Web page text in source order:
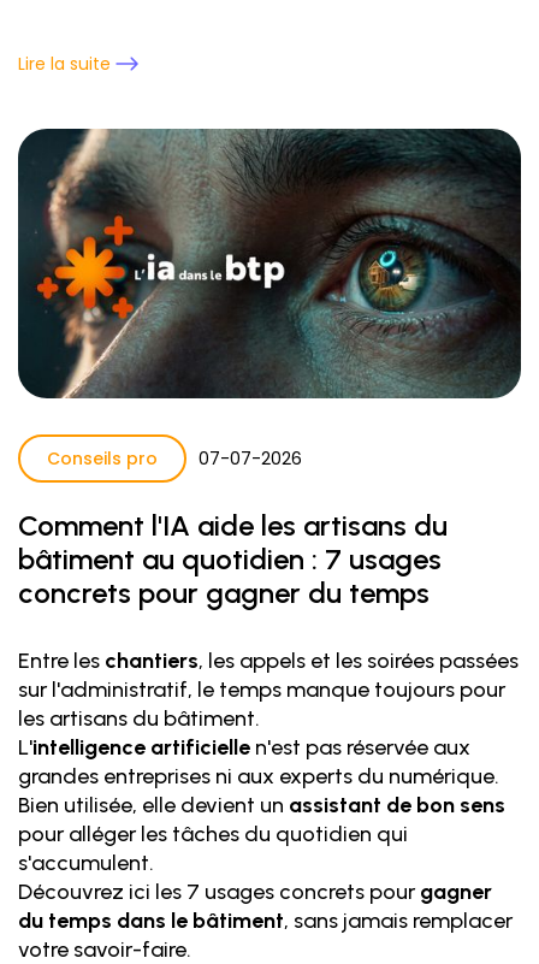
Lire la suite
Conseils pro 07-07-2026
Comment l'IA aide les artisans du
bâtiment au quotidien : 7 usages
concrets pour gagner du temps
Entre les chantiers, les appels et les soirées passées
sur l'administratif, le temps manque toujours pour
les artisans du bâtiment.
L'intelligence artificielle n'est pas réservée aux
grandes entreprises ni aux experts du numérique.
Bien utilisée, elle devient un assistant de bon sens
pour alléger les tâches du quotidien qui
s'accumulent.
Découvrez ici les 7 usages concrets pourgagner
du temps dans le bâtiment, sans jamais remplacer
votre savoir-faire.